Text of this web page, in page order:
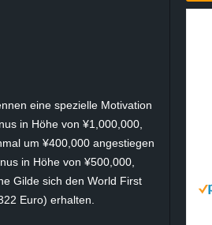
eine spezielle Motivation
in Höhe von ¥1,000,000,
um ¥400,000 angestiegen
in Höhe von ¥500,000,
Gilde sich den World First
Euro) erhalten.